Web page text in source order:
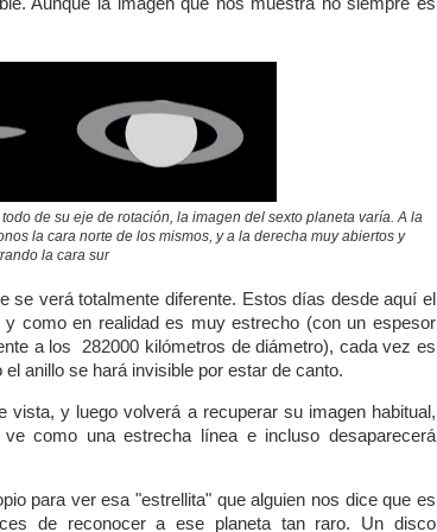
de su eje de rotación, la imagen del sexto planeta varía. A la
la cara norte de los mismos, y a la derecha muy abiertos y
la cara sur
se verá totalmente diferente. Estos días desde aquí el
como en realidad es muy estrecho (con un espesor
a los 282000 kilómetros de diámetro), cada vez es
anillo se hará invisible por estar de canto.
vista, y luego volverá a recuperar su imagen habitual,
como una estrecha línea e incluso desaparecerá
para ver esa "estrellita" que alguien nos dice que es
de reconocer a ese planeta tan raro. Un disco